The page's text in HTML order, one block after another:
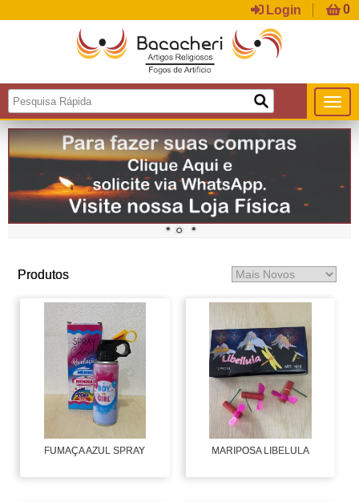
Login
Produtos
FUMAÇA AZUL SPRAY MARIPOSA LIBELULA